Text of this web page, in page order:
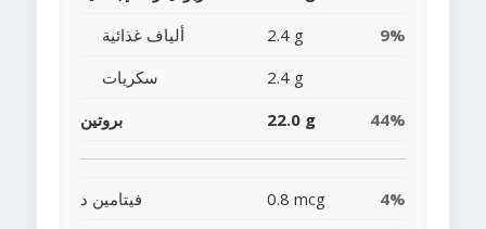
ألياف غذائية
2.4 g
9%
سكريات
2.4 g
بروتين
22.0 g 44%
فيتامين د 0.8 mcg
4%